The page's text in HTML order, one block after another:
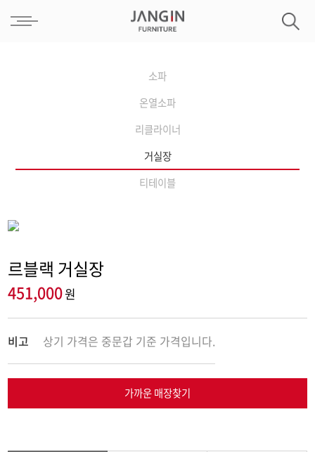
소파
온열소파
리클라이너
거실장
티테이블
르블랙 거실장
451,000원
비고 상기 가격은 중문갑 기준 가격입니다.
가까운 매장찾기